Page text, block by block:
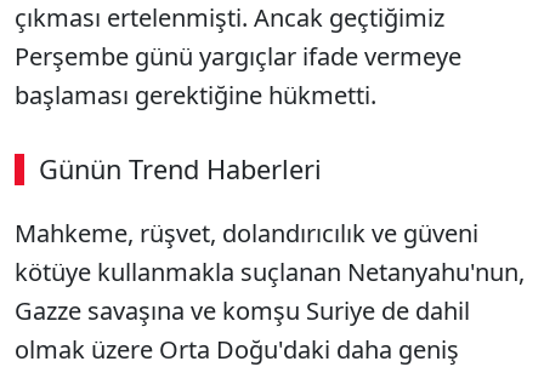
çıkması ertelenmişti. Ancak geçtiğimiz
Perşembe günü yargıçlar ifade vermeye
başlaması gerektiğine hükmetti.
Günün Trend Haberleri
00:02 / 08:06
Sesi Aç
Mahkeme, rüşvet, dolandırıcılık ve güveni
kötüye kullanmakla suçlanan Netanyahu'nun,
Gazze savaşına ve komşu Suriye de dahil
olmak üzere Orta Doğu'daki daha geniş